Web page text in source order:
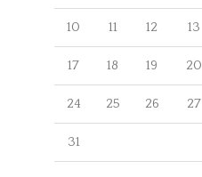
10 11 12 13
17 18 19 20
24 25 26 27
31